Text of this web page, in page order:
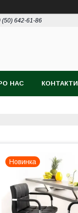
(50) 642-61-86
НАС КОНТАКТИ
Новинка